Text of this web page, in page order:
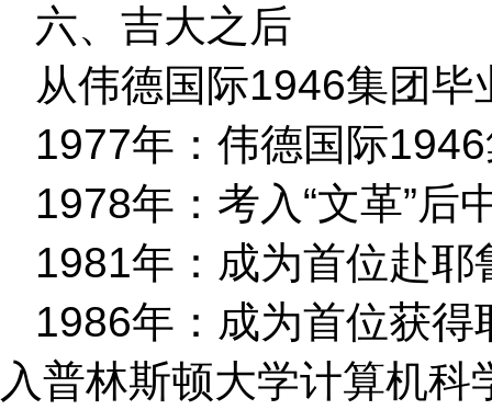
六、吉大之后
从伟德国际1946集团
1977年：伟德国际
1978年：考入“文革”后
1981年：成为首位赴
1986年：成为首位获
入普林斯顿大学计算机